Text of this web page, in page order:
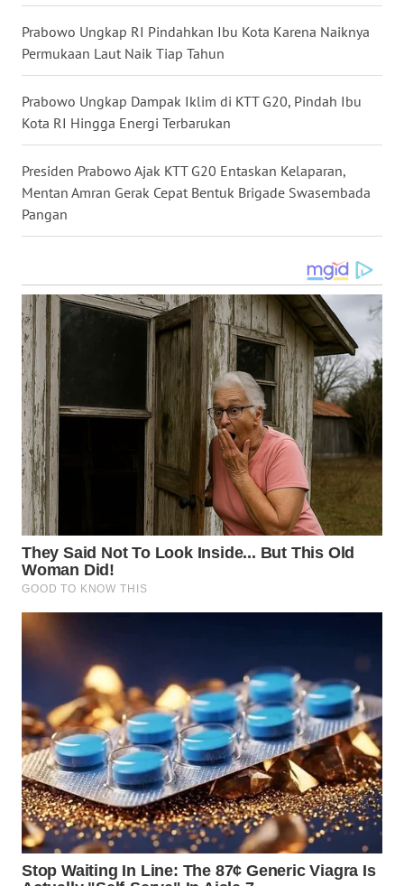
Prabowo Ungkap RI Pindahkan Ibu Kota Karena Naiknya
Permukaan Laut Naik Tiap Tahun
Prabowo Ungkap Dampak Iklim di KTT G20, Pindah Ibu
Kota RI Hingga Energi Terbarukan
Presiden Prabowo Ajak KTT G20 Entaskan Kelaparan,
Mentan Amran Gerak Cepat Bentuk Brigade Swasembada
Pangan
WN
LANGKAT
WN
TAPANULI
SELATAN
WN
TANJUNG
KARO
SIMALUNGUN
WN
LABUHANBATU
TAPANULI
TENGAH
WN DELI
SERDANG
WN
PAKPAK
WN
KARAWANG
WN
BEKASI